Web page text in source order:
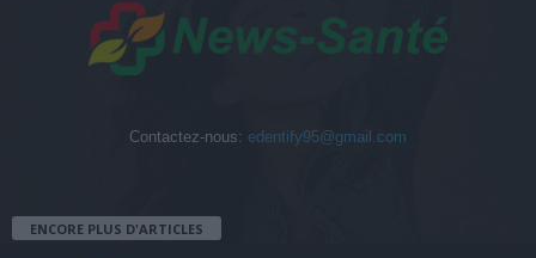
Contactez-nous: edentify95@gmail.com
ENCORE PLUS D'ARTICLES